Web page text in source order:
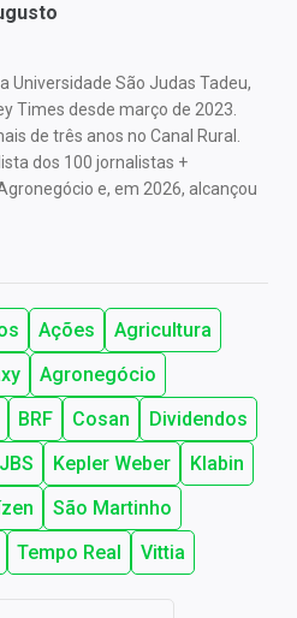
Universidade São Judas Tadeu,
Times desde março de 2023.
de três anos no Canal Rural.
dos 100 jornalistas +
e, em 2026, alcançou
Ações
Agricultura
Agronegócio
BRF Cosan
Dividendos
JBS Kepler Weber
Klabin
São Martinho
Tempo Real Vittia